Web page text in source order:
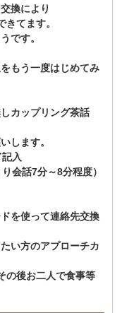
換により
てます。
です。
もう一度はじめてみ
カップリング茶話
します。
入
会話7分～8分程度）
を使って連絡先交換
い方のアプローチカ
の後お二人で食事等